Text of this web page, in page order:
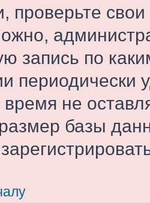
проверьте
запись по
периодически
время не
базы